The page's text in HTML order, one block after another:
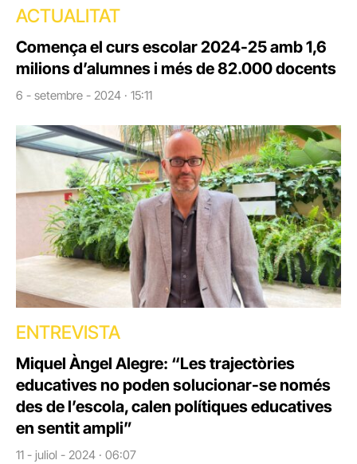
ACTUALITAT
Comença el curs escolar 2024-25 amb 1,6
milions d’alumnes i més de 82.000 docents
6 - setembre - 2024 · 15:11
ENTREVISTA
Miquel Àngel Alegre: “Les trajectòries
educatives no poden solucionar-se només
des de l’escola, calen polítiques educatives
en sentit ampli”
11 - juliol - 2024 · 06:07